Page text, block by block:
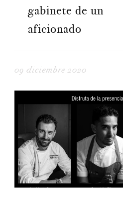
gabinete de un
aficionado
09 diciembre 2020